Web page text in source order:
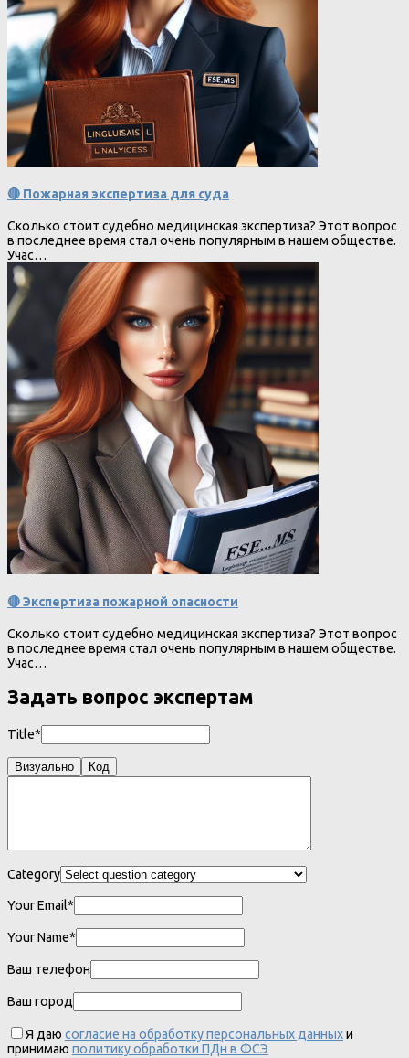
🔴 Пожарная экспертиза для суда
Сколько стоит судебно медицинская экспертиза? Этот вопрос
в последнее время стал очень популярным в нашем обществе.
Учас…
🔴 Экспертиза пожарной опасности
Сколько стоит судебно медицинская экспертиза? Этот вопрос
в последнее время стал очень популярным в нашем обществе.
Учас…
Задать вопрос экспертам
Title*
Визуально Код
Category
Your Email*
Your Name*
Ваш телефон
Ваш город
Я даю согласие на обработку персональных данныхи
принимаю политику обработки ПДн в ФСЭ